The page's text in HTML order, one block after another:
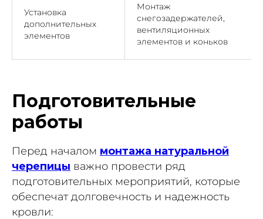
Установка
дополнительных
элементов
Монтаж
снегозадержателей,
вентиляционных
элементов и коньков
Подготовительные
работы
Перед началом монтажа натуральной
черепицы важно провести ряд
подготовительных мероприятий, которые
обеспечат долговечность и надежность
кровли: